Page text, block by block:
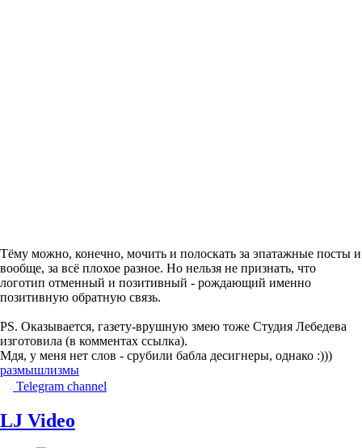
Тёму можно, конечно, мочить и полоскать за эпатажные посты и
вообще, за всё плохое разное. Но нельзя не признать, что
логотип отменный и позитивный - рождающий именно
позитивную обратную связь.
PS. Оказывается, газету-врушную змею тоже Студия Лебедева
изготовила (в комментах ссылка).
Мдя, у меня нет слов - срубили бабла десигнеры, однако :)))
размышлизмы
Telegram channel
LJ Video